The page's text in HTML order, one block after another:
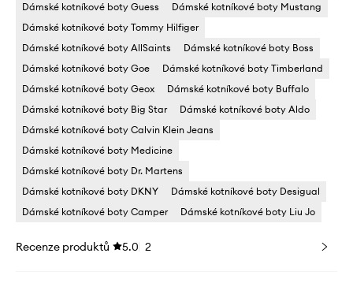
Dámské kotníkové boty Guess
Dámské kotníkové boty Mustang
Dámské kotníkové boty Tommy Hilfiger
Dámské kotníkové boty AllSaints
Dámské kotníkové boty Boss
Dámské kotníkové boty Goe
Dámské kotníkové boty Timberland
Dámské kotníkové boty Geox
Dámské kotníkové boty Buffalo
Dámské kotníkové boty Big Star
Dámské kotníkové boty Aldo
Dámské kotníkové boty Calvin Klein Jeans
Dámské kotníkové boty Medicine
Dámské kotníkové boty Dr. Martens
Dámské kotníkové boty DKNY
Dámské kotníkové boty Desigual
Dámské kotníkové boty Camper
Dámské kotníkové boty Liu Jo
Recenze produktů 5.0 2